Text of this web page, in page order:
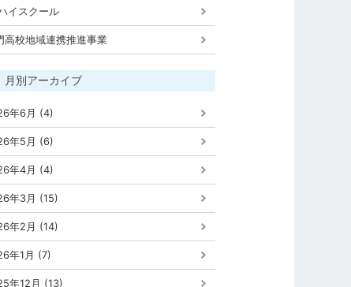
イスクール
高校地域連携推進事業
月別アーカイブ
年6月 (4)
年5月 (6)
年4月 (4)
年3月 (15)
年2月 (14)
年1月 (7)
年12月 (13)